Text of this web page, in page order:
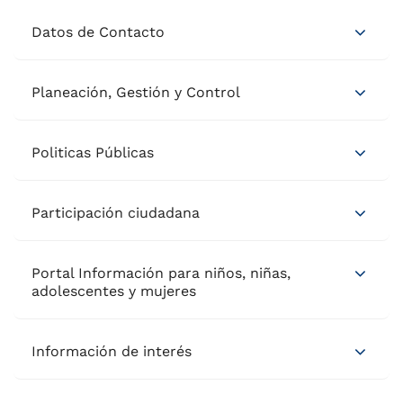
Datos de Contacto
Planeación, Gestión y Control
Politicas Públicas
Participación ciudadana
Portal Información para niños, niñas,
adolescentes y mujeres
Información de interés